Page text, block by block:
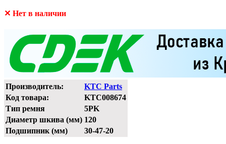
✕ Нет в наличии
Производитель:
KTC Parts
Код товара:
KTC008674
Тип ремня
5PK
Диаметр шкива (мм) 120
Подшипник (мм)
30-47-20